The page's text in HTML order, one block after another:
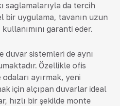
sağlamalarıyla da tercih
bir uygulama, tavanın uzun
garanti eder.
duvar sistemleri de aynı
Özellikle ofis
ayırmak, yeni
için alçıpan duvarlar ideal
hızlı bir şekilde monte